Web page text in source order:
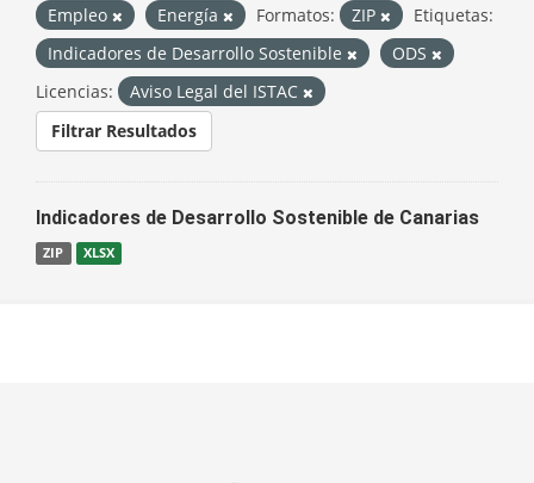
Empleo
Energía Formatos: ZIP
Etiquetas:
Indicadores de Desarrollo Sostenible
ODS
Licencias:
Aviso Legal del ISTAC
Filtrar Resultados
Indicadores de Desarrollo Sostenible de Canarias
ZIP XLSX